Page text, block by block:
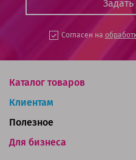
Согласен на
Каталог товаров
Клиентам
Для бизнеса
Полезное